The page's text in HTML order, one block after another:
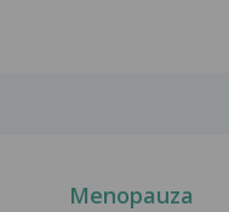
Menopauza